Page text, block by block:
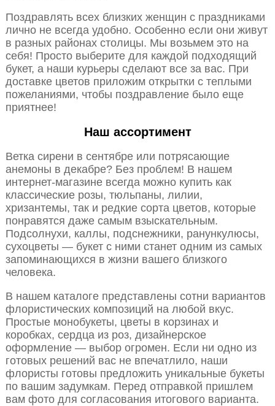
Поздравлять всех близких женщин с праздниками
лично не всегда удобно. Особенно если они живут
в разных районах столицы. Мы возьмем это на
себя! Просто выберите для каждой подходящий
букет, а наши курьеры сделают все за вас. При
доставке цветов приложим открытки с теплыми
пожеланиями, чтобы поздравление было еще
приятнее!
Наш ассортимент
Ветка сирени в сентябре или потрясающие
анемоны в декабре? Без проблем! В нашем
интернет-магазине всегда можно купить как
классические розы, тюльпаны, лилии,
хризантемы, так и редкие сорта цветов, которые
понравятся даже самым взыскательным.
Подсолнухи, каллы, подснежники, ранункулюсы,
сухоцветы — букет с ними станет одним из самых
запоминающихся в жизни вашего близкого
человека.
В нашем каталоге представлены сотни вариантов
флористических композиций на любой вкус.
Простые монобукеты, цветы в корзинах и
коробках, сердца из роз, дизайнерское
оформление — выбор огромен. Если ни одно из
готовых решений вас не впечатлило, наши
флористы готовы предложить уникальные букеты
по вашим задумкам. Перед отправкой пришлем
вам фото для согласования итогового варианта.